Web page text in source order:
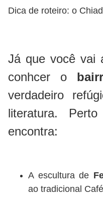
Dica de roteiro: o
Já que você vai
conhcer o
verdadeiro
literatura.
encontra:
A escultura de
ao tradicional